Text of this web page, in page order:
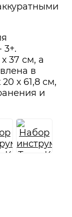
3+.
37 см, а
в
х 61,8 см,
и